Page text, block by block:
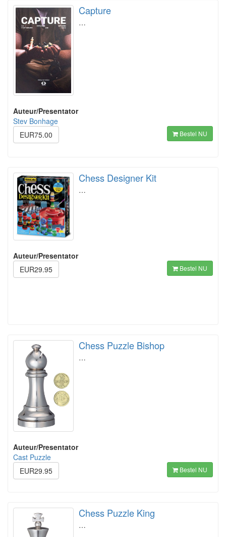
Capture
…
Auteur/Presentator
Stev Bonhage
EUR75.00
Bestel NU
Chess Designer Kit
…
Auteur/Presentator
EUR29.95
Bestel NU
Chess Puzzle Bishop
…
Auteur/Presentator
Cast Puzzle
EUR29.95
Bestel NU
Chess Puzzle King
…